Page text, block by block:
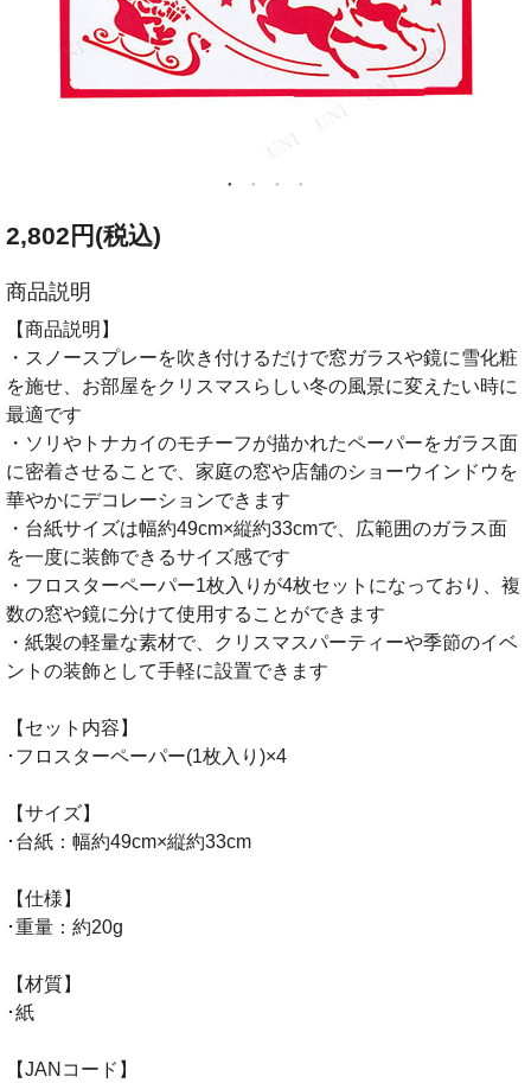
2,802円(税込)
商品説明
【商品説明】
・スノースプレーを吹き付けるだけで窓ガラスや鏡に雪化粧
を施せ、お部屋をクリスマスらしい冬の風景に変えたい時に
最適です
・ソリやトナカイのモチーフが描かれたペーパーをガラス面
に密着させることで、家庭の窓や店舗のショーウインドウを
華やかにデコレーションできます
・台紙サイズは幅約49cm×縦約33cmで、広範囲のガラス面
を一度に装飾できるサイズ感です
・フロスターペーパー1枚入りが4枚セットになっており、複
数の窓や鏡に分けて使用することができます
・紙製の軽量な素材で、クリスマスパーティーや季節のイベ
ントの装飾として手軽に設置できます
【セット内容】
･フロスターペーパー(1枚入り)×4
【サイズ】
･台紙：幅約49cm×縦約33cm
【仕様】
･重量：約20g
【材質】
･紙
【JANコード】